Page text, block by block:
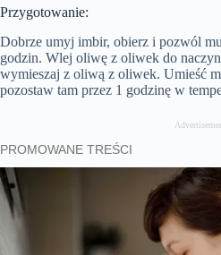
Przygotowanie:
Dobrze umyj imbir, obierz i pozwól
godzin. Wlej oliwę z oliwek do
wymieszaj z oliwą z oliwek. Umieść
pozostaw tam przez 1 godzinę w